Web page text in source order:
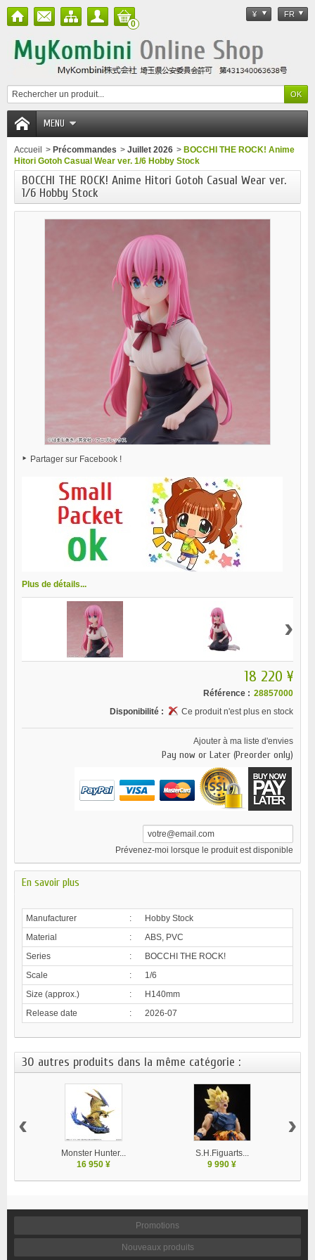
¥ FR
0
MENU
Accueil > Précommandes > Juillet 2026 > BOCCHI THE ROCK! Anime
Hitori Gotoh Casual Wear ver. 1/6 Hobby Stock
BOCCHI THE ROCK! Anime Hitori Gotoh Casual Wear ver.
1/6 Hobby Stock
Partager sur Facebook !
Plus de détails...
›
18 220 ¥
Référence : 28857000
Disponibilité :
Ce produit n'est plus en stock
Ajouter à ma liste d'envies
Pay now or Later (Preorder only)
Prévenez-moi lorsque le produit est disponible
En savoir plus
Manufacturer :
Hobby Stock
Material
:
ABS, PVC
Series
:
BOCCHI THE ROCK!
Scale
:
1/6
Size (approx.)
:
H140mm
Release date
: 2026-07
30 autres produits dans la même catégorie :
Monster Hunter...
16 950 ¥
S.H.Figuarts...
9 990 ¥
‹ ›
Promotions
Nouveaux produits